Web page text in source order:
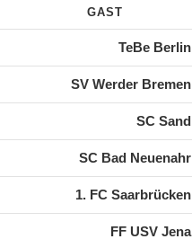
GAST
TeBe Berlin
SV Werder Bremen
SC Sand
SC Bad Neuenahr
1. FC Saarbrücken
FF USV Jena